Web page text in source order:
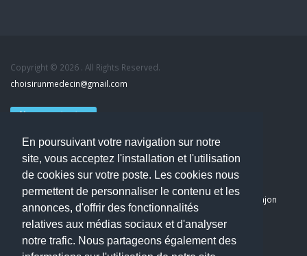
En poursuivant votre navigation sur notre
site, vous acceptez l'installation et l'utilisation
de cookies sur votre poste. Les cookies nous
permettent de personnaliser le contenu et les
annonces, d'offrir des fonctionnalités
relatives aux médias sociaux et d'analyser
notre trafic. Nous partageons également des
Copyright © 2026 . All Rights Reserved.
choisirunmedecin@gmail.com
Nous contacter
Dernier avis : PASCAL DELCAMPE, Chirurgien maxillo-faciale à Arpajon
Mentions légales